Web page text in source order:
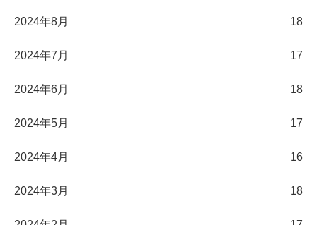
2024年8月 18
2024年7月 17
2024年6月 18
2024年5月 17
2024年4月 16
2024年3月 18